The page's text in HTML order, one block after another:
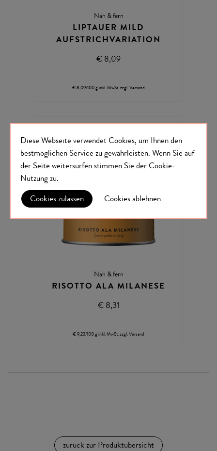
Diese Webseite verwendet Cookies, um Ihnen den
bestmöglichen Service zu gewährleisten. Wenn Sie auf
der Seite weitersurfen stimmen Sie der Cookie-
Nutzungzu.
Cookies zulassen
Cookies ablehnen
Nah & fern
LIPTAUER MILD
AUFSTRICHVARIATION
€ 8,09
€ 8,09/100 g inkl. MwSt.zzgl.Versand
Nah & fern
RISOTTO ALA MILANESE
€ 8,31
€ 9,23/100 g inkl. MwSt.zzgl.Versand
zurück zur Produktübersicht